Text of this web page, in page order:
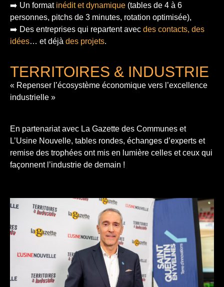
➡️ Un format inédit et dynamique (tables de 4 à 6
personnes, pitchs de 3 minutes, rotation optimisée),
➡️ Des entreprises qui repartent avec des contacts, des
idées… et déjà des projets.
TERRITOIRES & INDUSTRIE
« Repenser l’écosystème économique vers l’excellence
industrielle »
En partenariat avec La Gazette des Communes et
L’Usine Nouvelle, tables rondes, échanges d’experts et
remise des trophées ont mis en lumière celles et ceux qui
façonnent l’industrie de demain !